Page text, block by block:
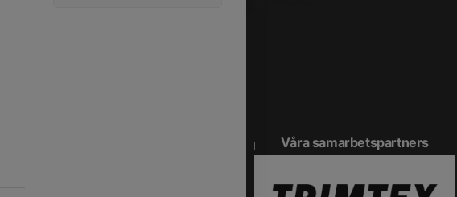
Våra samarbetspartners